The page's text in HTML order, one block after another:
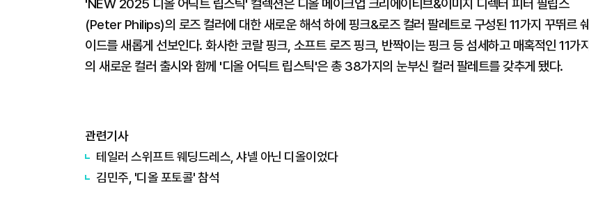
'NEW 2025 디올 어딕트 립스틱' 컬렉션은 디올 메이크업 크리에이티브&이미지 디렉터 피터 필립스
(Peter Philips)의 로즈 컬러에 대한 새로운 해석 하에 핑크&로즈 컬러 팔레트로 구성된 11가지 꾸뛰르 쉐
이드를 새롭게 선보인다. 화사한 코랄 핑크, 소프트 로즈 핑크, 반짝이는 핑크 등 섬세하고 매혹적인 11가지
의 새로운 컬러 출시와 함께 '디올 어딕트 립스틱'은 총 38가지의 눈부신 컬러 팔레트를 갖추게 됐다.
관련기사
테일러 스위프트 웨딩드레스, 샤넬 아닌 디올이었다
김민주, '디올 포토콜' 참석